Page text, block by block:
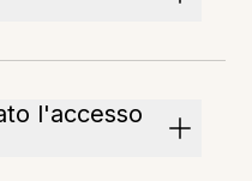
l'accesso